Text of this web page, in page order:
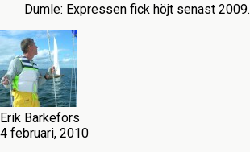
Dumle: Expressen fick höjt senast 2009.
Erik Barkefors
4 februari, 2010